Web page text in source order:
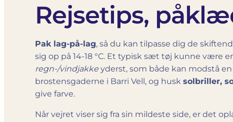
Rejsetips,
Pak lag-på-lag, så du kan tilpasse dig de
sig op på 14-18 °C. Et typisk sæt tøj kunne være
regn-/vindjakke yderst, som både kan modstå
brostensgaderne i Barri Vell, og husk solbriller,
give farve.
Når vejret viser sig fra sin mildeste side, er det